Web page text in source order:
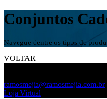
Conjuntos
Navegue dentre os tipos de
VOLTAR
ramosmejia@ramosmejia.com.br
Loja Virtual